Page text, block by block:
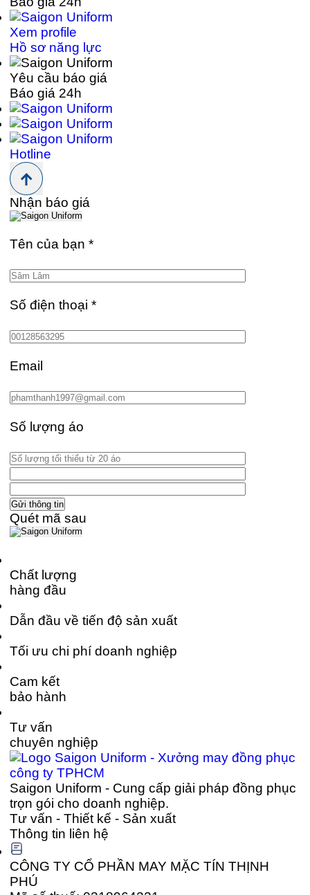
Xem profile
Hồ sơ năng lực
Yêu cầu báo giá
Báo giá 24h
Hotline
Nhận báo giá
Tên của bạn*
Số điện thoại*
Email
Số lượng áo
Quét mã sau
Chất lượng
hàng đầu
Dẫn đầu về tiến độ sản xuất
Tối ưu chi phí doanh nghiệp
Cam kết
bảo hành
Tư vấn
chuyên nghiệp
Saigon Uniform - Cung cấp giải pháp đồng phục
trọn gói cho doanh nghiệp.
Tư vấn - Thiết kế - Sản xuất
Thông tin liên hệ
CÔNG TY CỔ PHẦN MAY MẶC TÍN THỊNH
PHÚ